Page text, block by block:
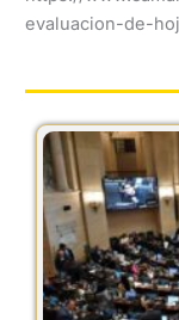
evaluacion-de-